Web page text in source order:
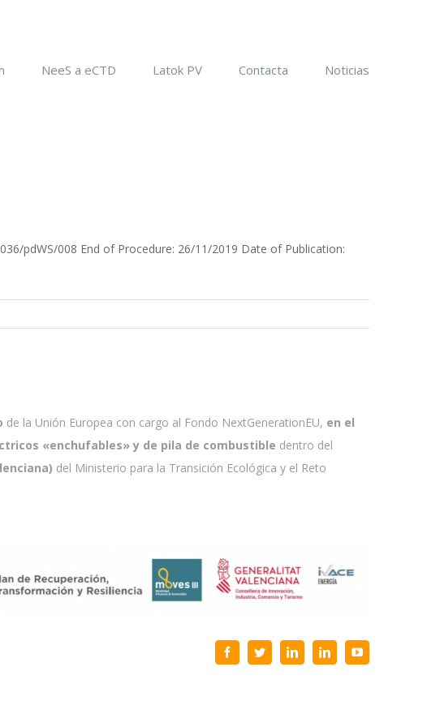
NeeS a eCTD Latok PV Contacta Noticias
pdWS/008 End of Procedure: 26/11/2019 Date of Publication:
de la Unión Europea con cargo al Fondo NextGenerationEU, en el
«enchufables» y de pila de combustible dentro del
del Ministerio para la Transición Ecológica y el Reto
FacebookTwitterLinkedInLinkedInYouTube